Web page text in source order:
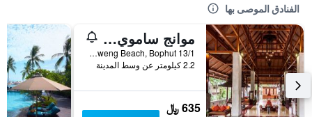
الفنادق الموصى بها
موانج ساموي سبا ريزورت
13/1 Moo2, Chaweng Beach, Bophut, كوه ساموي, تايلاند
2.2 كيلومتر عن وسط المدينة
635 ﷼